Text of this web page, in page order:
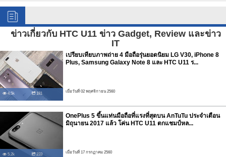
ข่าวเกี่ยวกับ HTC U11 ข่าว Gadget, Review และข่าว
IT
4.5k 181
เปรียบเทียบภาพถ่าย 4 มือถือรุ่นยอดนิยม LG V30, iPhone 8
Plus, Samsung Galaxy Note 8 และ HTC U11 ร...
เมื่อวันที่ 02 พฤศจิกายน 2560
5.2k 233
OnePlus 5 ขึ้นแท่นมือถือที่แรงที่สุดบน AnTuTu ประจำเดือน
มิถุนายน 2017 แล้ว โค่น HTC U11 ตกแชมป์หล...
เมื่อวันที่ 17 กรกฏาคม 2560